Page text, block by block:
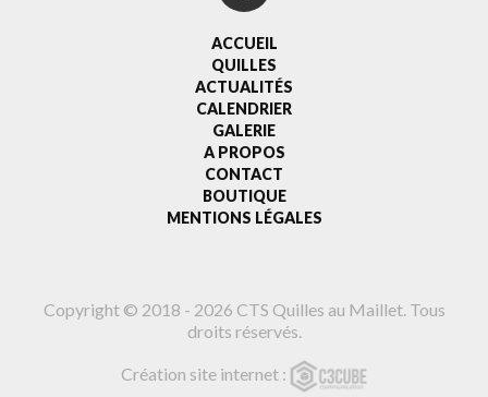
ACCUEIL
QUILLES
ACTUALITÉS
CALENDRIER
GALERIE
A PROPOS
CONTACT
BOUTIQUE
MENTIONS LÉGALES
Copyright © 2018 - 2026 CTS Quilles au Maillet. Tous
droits réservés.
Création site internet :